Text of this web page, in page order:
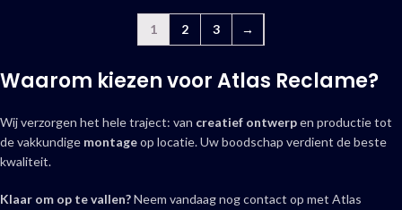
1 2 3 →
Waarom kiezen voor Atlas Reclame?
Wij verzorgen het hele traject: van creatief ontwerpen productie tot
de vakkundige montageop locatie. Uw boodschap verdient de beste
kwaliteit.
Klaar om op te vallen?Neem vandaag nog contact op met Atlas